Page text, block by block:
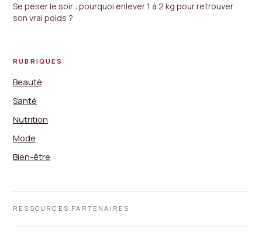
Se peser le soir : pourquoi enlever 1 à 2 kg pour retrouver
son vrai poids ?
RUBRIQUES
Beauté
Santé
Nutrition
Mode
Bien-être
RESSOURCES PARTENAIRES